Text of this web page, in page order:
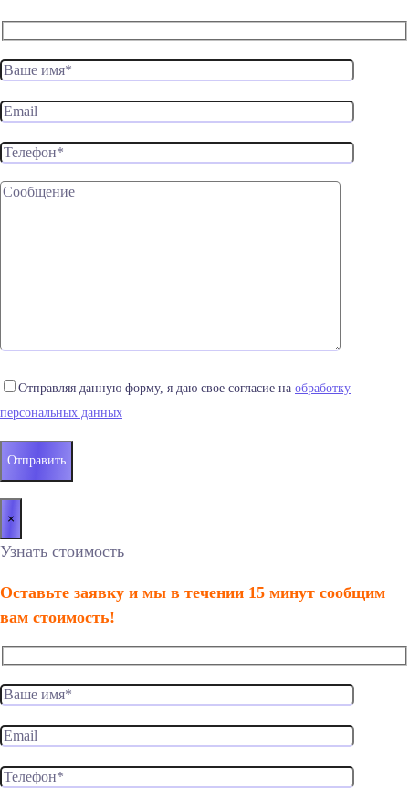
Отправляя данную форму, я даю свое согласие на обработку
персональных данных
×
Узнать стоимость
Оставьте заявку и мы в течении 15 минут сообщим
вам стоимость!